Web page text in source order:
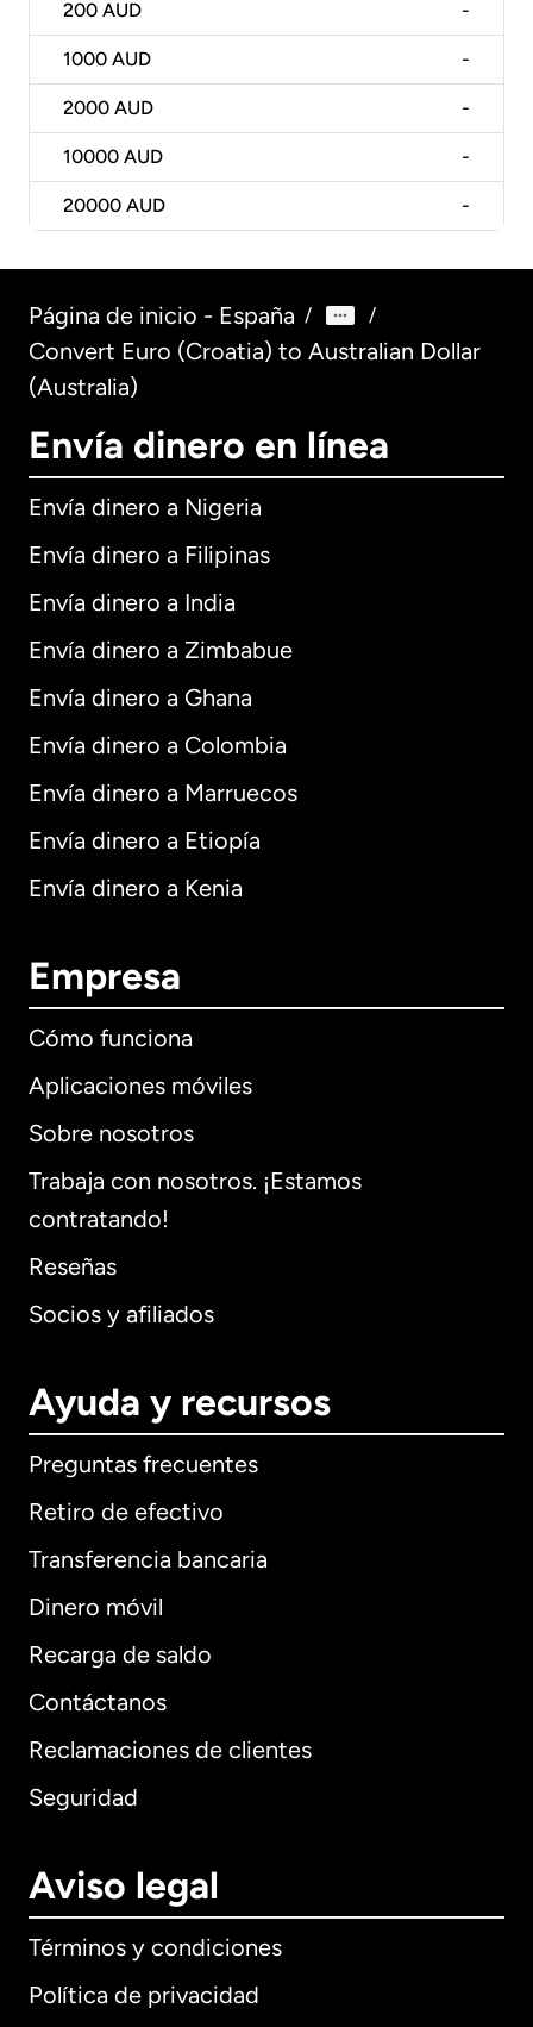
200 AUD -
1000 AUD -
2000 AUD -
10000 AUD -
20000 AUD -
Página de inicio - España / /
Convert Euro (Croatia) to Australian Dollar
(Australia)
Envía dinero en línea
Envía dinero a Nigeria
Envía dinero a Filipinas
Envía dinero a India
Envía dinero a Zimbabue
Envía dinero a Ghana
Envía dinero a Colombia
Envía dinero a Marruecos
Envía dinero a Etiopía
Envía dinero a Kenia
Empresa
Cómo funciona
Aplicaciones móviles
Sobre nosotros
Trabaja con nosotros. ¡Estamos
contratando!
Reseñas
Socios y afiliados
Ayuda y recursos
Preguntas frecuentes
Retiro de efectivo
Transferencia bancaria
Dinero móvil
Recarga de saldo
Contáctanos
Reclamaciones de clientes
Seguridad
Aviso legal
Términos y condiciones
Política de privacidad